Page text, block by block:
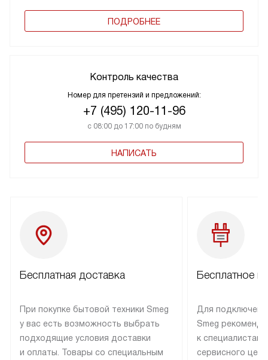
ПОДРОБНЕЕ
Контроль качества
Номер для претензий и предложений:
+7 (495) 120-11-96
с 08:00 до 17:00 по будням
НАПИСАТЬ
Бесплатная доставка
При покупке бытовой техники Smeg
у вас есть возможность выбрать
подходящие условия доставки
и оплаты. Товары со специальным
Бесплатное
Для
Smeg
к специалистам
сервисного